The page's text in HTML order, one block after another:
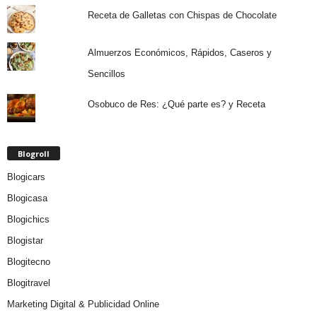
Receta de Galletas con Chispas de Chocolate
Almuerzos Económicos, Rápidos, Caseros y
Sencillos
Osobuco de Res: ¿Qué parte es? y Receta
Blogroll
Blogicars
Blogicasa
Blogichics
Blogistar
Blogitecno
Blogitravel
Marketing Digital & Publicidad Online